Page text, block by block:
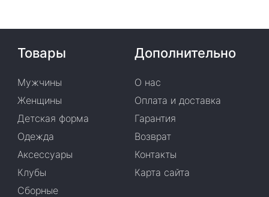
Товары
Мужчины
Женщины
Детская форма
Одежда
Аксессуары
Клубы
Сборные
Дополнительно
О нас
Оплата и доставка
Гарантия
Возврат
Контакты
Карта сайта